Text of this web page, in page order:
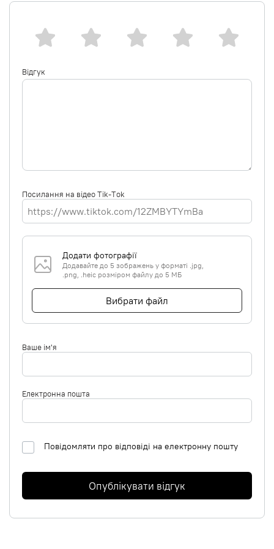
PROLINE, VALINE, ISOLEUCINE, HISTIDINE, METHIONINE,
HYDROXYPROPYLTRIMONIUM HYALURONATE, HYALURONIC
ACID, SODIUM ACETYLATED HYALURONATE, FRAGRANCE
Відгук
Посилання на відео Tik-Tok
Додати фотографії
Додавайте до 5 зображень у форматі .jpg,
.png, .heic розміром файлу до 5 МБ
Вибрати файл
Ваше ім'я
Електронна пошта
Повідомляти про відповіді на електронну пошту
Опублікувати відгук